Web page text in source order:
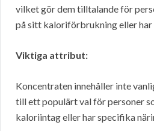
vilket gör dem tilltalande för
på sitt kaloriförbrukning eller
Viktiga attribut:
Koncentraten innehåller inte
till ett populärt val för personer
kaloriintag eller har specifika